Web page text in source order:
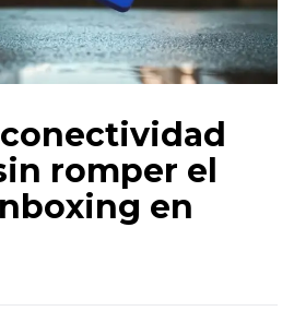
conectividad
romper el
en